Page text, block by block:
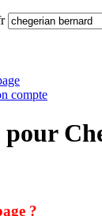
compte
pour
?